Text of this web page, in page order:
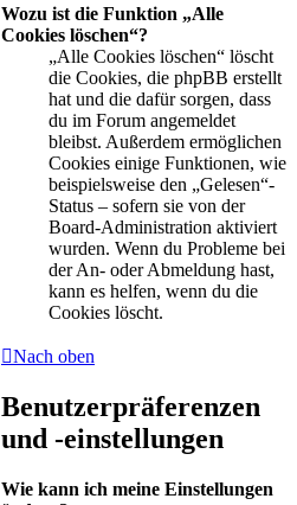
Wozu ist die Funktion „Alle
Cookies löschen“?
„Alle Cookies löschen“ löscht
die Cookies, die phpBB erstellt
hat und die dafür sorgen, dass
du im Forum angemeldet
bleibst. Außerdem ermöglichen
Cookies einige Funktionen, wie
beispielsweise den „Gelesen“-
Status – sofern sie von der
Board-Administration aktiviert
wurden. Wenn du Probleme bei
der An- oder Abmeldung hast,
kann es helfen, wenn du die
Cookies löscht.
Nach oben
Benutzerpräferenzen
und -einstellungen
Wie kann ich meine Einstellungen